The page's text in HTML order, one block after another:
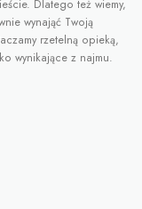
Dlatego też wiemy,
wynająć Twoją
rzetelną opieką,
wynikające z najmu.